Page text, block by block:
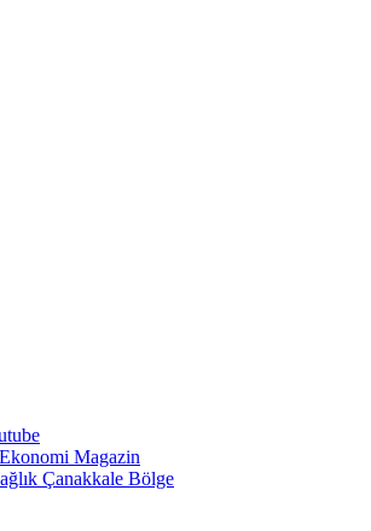
Ekonomi Magazin
Çanakkale Bölge